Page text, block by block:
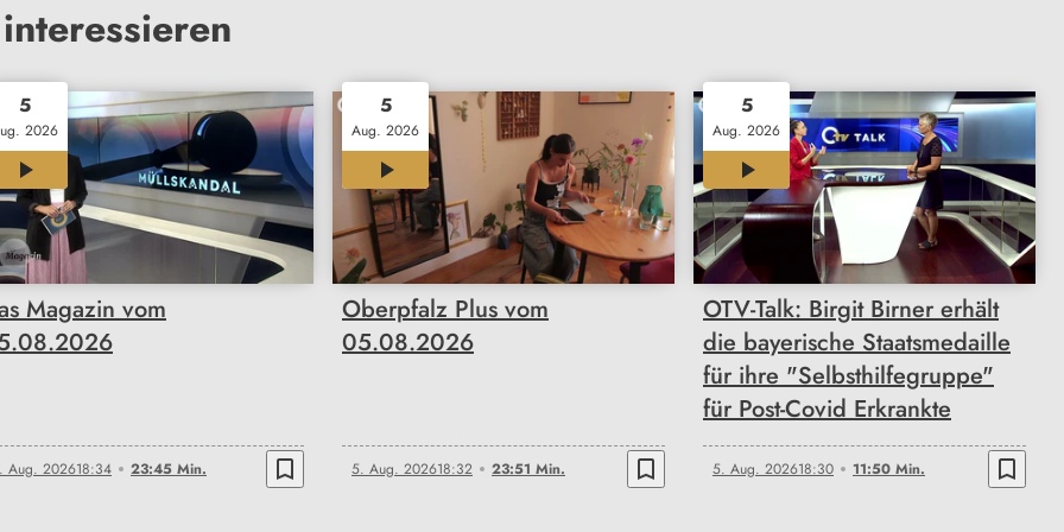
5
2026
23:45
Magazin vom
Aug. 202618:34 23:45 Min. bookmark_border
5
Aug. 2026
23:51
Oberpfalz Plus vom
05.08.2026
5. Aug. 202618:32 23:51 Min. bookmark_border
5
Aug. 2026
11:50
OTV-Talk: Birgit Birner erhält
die bayerische Staatsmedaille
für ihre "Selbsthilfegruppe"
für Post-Covid Erkrankte
5. Aug. 202618:30 11:50 Min. bookmark_border